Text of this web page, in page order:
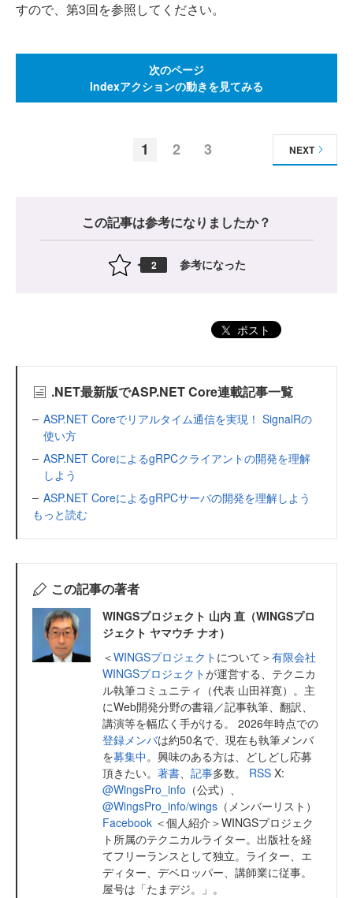
すので、第3回を参照してください。
次のページ
Indexアクションの動きを見てみる
1 2 3 NEXT
この記事は参考になりましたか？
2 参考になった
ポスト
.NET最新版でASP.NET Core連載記事一覧
ASP.NET Coreでリアルタイム通信を実現！ SignalRの
使い方
ASP.NET CoreによるgRPCクライアントの開発を理解
しよう
ASP.NET CoreによるgRPCサーバの開発を理解しよう
もっと読む
この記事の著者
WINGSプロジェクト 山内 直（WINGSプロ
ジェクト ヤマウチ ナオ）
＜WINGSプロジェクト について＞有限会社
WINGSプロジェクトが運営する、テクニカ
ル執筆コミュニティ（代表 山田祥寛）。主
にWeb開発分野の書籍／記事執筆、翻訳、
講演等を幅広く手がける。 2026年時点での
登録メンバは約50名で、現在も執筆メンバ
を募集中。興味のある方は、どしどし応募
頂きたい。 著書、 記事多数。 RSS X:
@WingsPro_info （公式）、
@WingsPro_info/wings （メンバーリスト）
Facebook ＜個人紹介＞WINGSプロジェク
ト所属のテクニカルライター。出版社を経
てフリーランスとして独立。ライター、エ
ディター、デベロッパー、講師業に従事。
屋号は「たまデジ。」。